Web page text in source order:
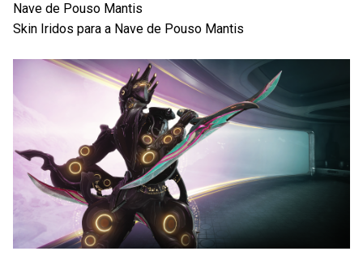
Nave de Pouso Mantis
Skin Iridos para a Nave de Pouso Mantis